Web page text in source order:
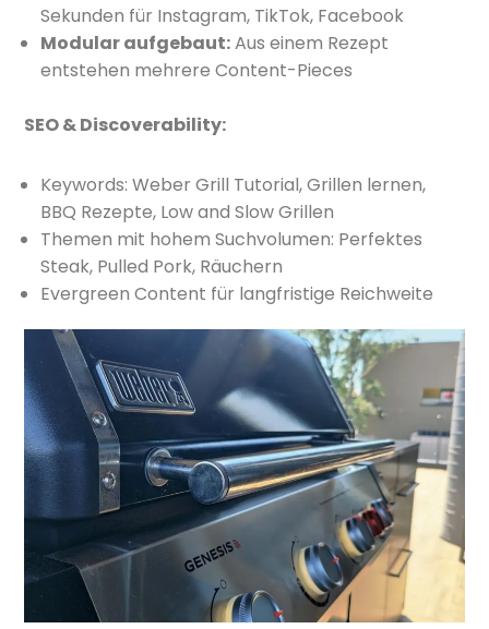
Sekunden für Instagram, TikTok, Facebook
Modular aufgebaut:Aus einem Rezept
entstehen mehrere Content-Pieces
SEO & Discoverability:
Keywords: Weber Grill Tutorial, Grillen lernen,
BBQ Rezepte, Low and Slow Grillen
Themen mit hohem Suchvolumen: Perfektes
Steak, Pulled Pork, Räuchern
Evergreen Content für langfristige Reichweite